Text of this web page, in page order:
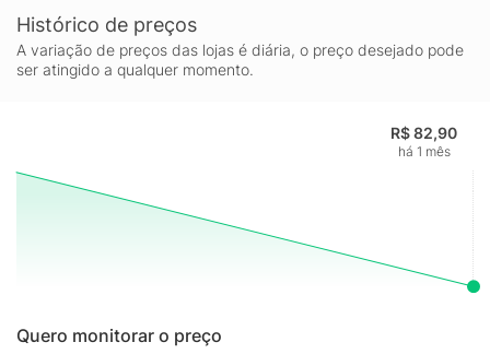
Histórico de preços
A variação de preços das lojas é diária, o preço desejado pode
ser atingido a qualquer momento.
R$ 82,90
há 1 mês
Quero monitorar o preço